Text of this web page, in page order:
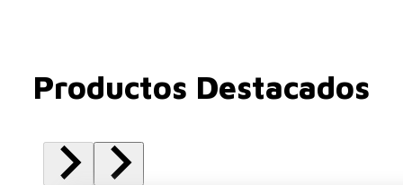
Productos Destacados